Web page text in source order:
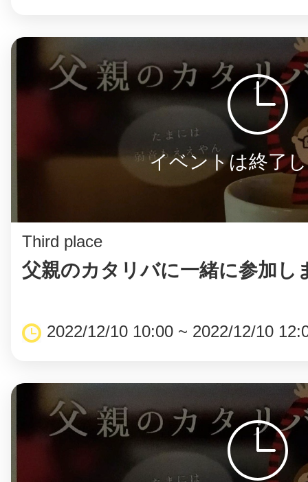
イベントは終了
Third place
父親のカタリバに一緒に参加し
2022/12/10 10:00 ~ 2022/12/10
日立
滋賀県
お知らせ
ヘルプ